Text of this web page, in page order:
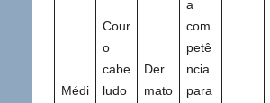
Médi
Cour
o
cabe
ludo
Der
mato
a
com
petê
ncia
para